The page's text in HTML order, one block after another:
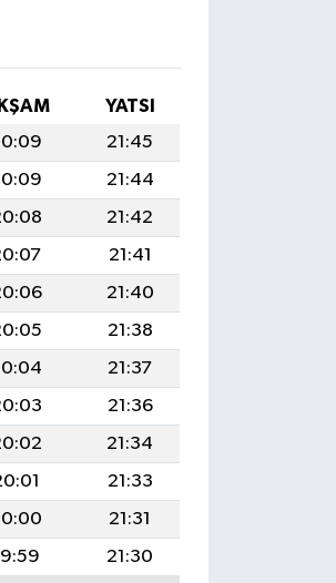
YATSI
21:45
21:44
21:42
21:41
21:40
21:38
21:37
21:36
21:34
21:33
21:31
21:30